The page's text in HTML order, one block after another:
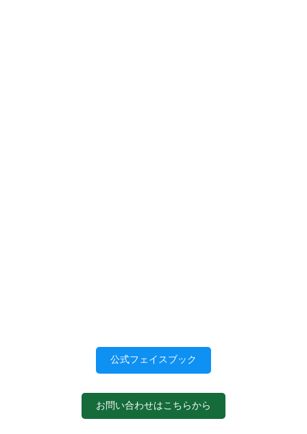
公式フェイスブック
お問い合わせはこちらから